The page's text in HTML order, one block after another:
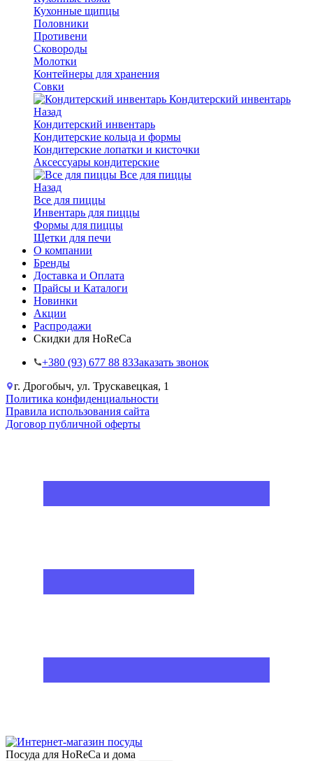
Кухонные щипцы
Половники
Противени
Сковороды
Молотки
Контейнеры для хранения
Совки
Кондитерский инвентарь
Назад
Кондитерский инвентарь
Кондитерские кольца и формы
Кондитерские лопатки и кисточки
Аксессуары кондитерские
Все для пиццы
Назад
Все для пиццы
Инвентарь для пиццы
Формы для пиццы
Щетки для печи
О компании
Бренды
Доставка и Оплата
Прайсы и Каталоги
Новинки
Акции
Распродажи
Скидки для HoReCa
+38‎0 (93) 677 88 83Заказать звонок
г. Дрогобыч, ул. Трускавецкая, 1
Политика конфиденциальности
Правила использования сайта
Договор публичной оферты
Посуда для HoReCa и дома